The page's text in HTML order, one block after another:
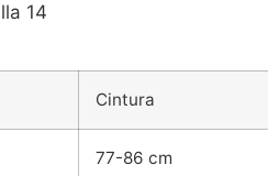
14
Cintura
77-86 cm